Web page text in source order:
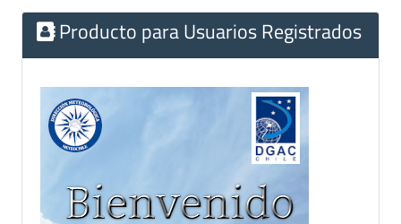
Producto para Usuarios Registrados